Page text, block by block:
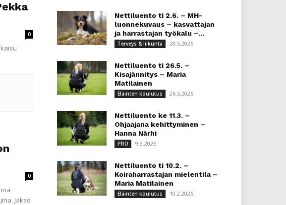
0
0
Jakso
Nettiluento ti 2.6. – MH-
luonnekuvaus – kasvattajan
ja harrastajan työkalu –...
Terveys & liikunta 28.5.2026
Nettiluento ti 26.5. –
Kisajännitys – Maria
Matilainen
Eläinten koulutus 26.5.2026
Nettiluento ke 11.3. –
Ohjaajana kehittyminen –
Hanna Närhi
PRO 9.3.2026
Nettiluento ti 10.2. –
Koiraharrastajan mielentila –
Maria Matilainen
Eläinten koulutus 10.2.2026